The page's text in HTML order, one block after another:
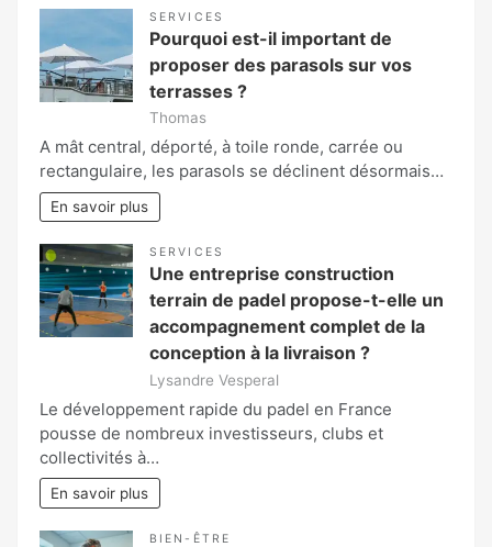
SERVICES
Pourquoi est-il important de
proposer des parasols sur vos
terrasses ?
Thomas
A mât central, déporté, à toile ronde, carrée ou
rectangulaire, les parasols se déclinent désormais…
En savoir plus
SERVICES
Une entreprise construction
terrain de padel propose-t-elle un
accompagnement complet de la
conception à la livraison ?
Lysandre Vesperal
Le développement rapide du padel en France
pousse de nombreux investisseurs, clubs et
collectivités à…
En savoir plus
BIEN-ÊTRE